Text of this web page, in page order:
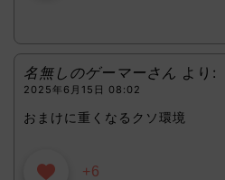
名無しのゲーマーさん より:
2025年6月15日 08:02
おまけに重くなるクソ環境
+6